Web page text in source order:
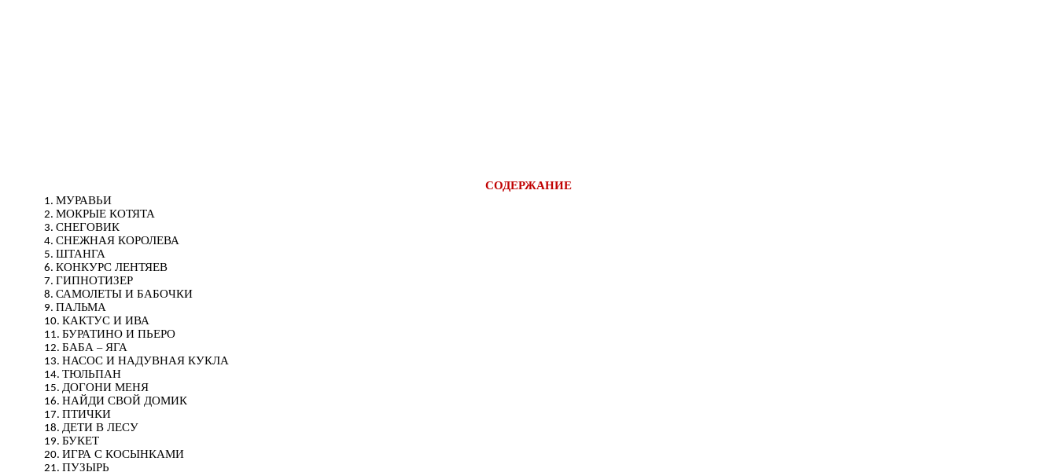
СОДЕРЖАНИЕ
МУРАВЬИ
МОКРЫЕ КОТЯТА
СНЕГОВИК
СНЕЖНАЯ КОРОЛЕВА
ШТАНГА
КОНКУРС ЛЕНТЯЕВ
ГИПНОТИЗЕР
САМОЛЕТЫ И БАБОЧКИ
ПАЛЬМА
КАКТУС И ИВА
БУРАТИНО И ПЬЕРО
БАБА – ЯГА
НАСОС И НАДУВНАЯ КУКЛА
ТЮЛЬПАН
ДОГОНИ МЕНЯ
НАЙДИ СВОЙ ДОМИК
ПТИЧКИ
ДЕТИ В ЛЕСУ
БУКЕТ
ИГРА С КОСЫНКАМИ
ПУЗЫРЬ